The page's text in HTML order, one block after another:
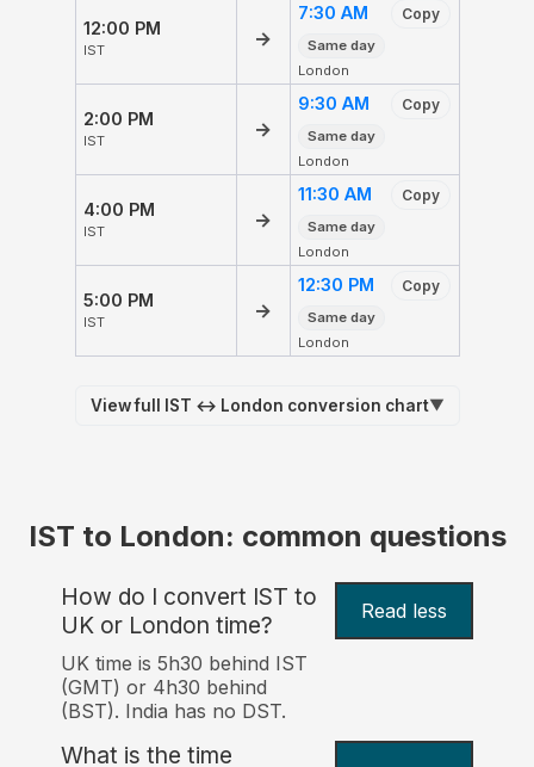
12:00 PM
IST
→
7:30 AM Copy
Same day
London
2:00 PM
IST
→
9:30 AM Copy
Same day
London
4:00 PM
IST
→
11:30 AM Copy
Same day
London
5:00 PM
IST
→
12:30 PM Copy
Same day
London
View full IST ↔ London conversion chart▼
IST to London: common questions
How do I convert IST to
UK or London time?
Read less
UK time is 5h30 behind IST
(GMT) or 4h30 behind
(BST). India has no DST.
What is the time